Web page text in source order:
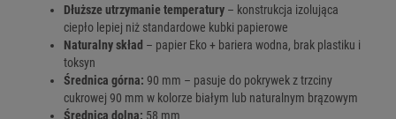
Dłuższe utrzymanie temperatury – konstrukcja izolująca
ciepło lepiej niż standardowe kubki papierowe
Naturalny skład – papier Eko + bariera wodna, brak plastiku i
toksyn
Średnica górna: 90 mm – pasuje do pokrywek z trzciny
cukrowej 90 mm w kolorze białym lub naturalnym brązowym
Średnica dolna: 58 mm